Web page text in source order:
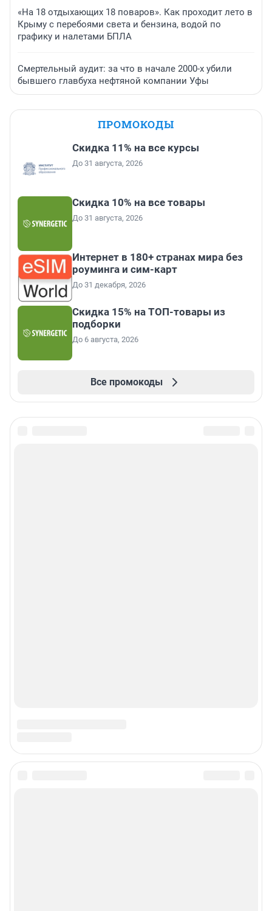
«На 18 отдыхающих 18 поваров». Как проходит лето в
Крыму с перебоями света и бензина, водой по
графику и налетами БПЛА
Смертельный аудит: за что в начале 2000-х убили
бывшего главбуха нефтяной компании Уфы
ПРОМОКОДЫ
Скидка 11% на все курсы
До 31 августа, 2026
Скидка 10% на все товары
До 31 августа, 2026
Интернет в 180+ странах мира без
роуминга и сим-карт
До 31 декабря, 2026
Скидка 15% на ТОП-товары из
подборки
До 6 августа, 2026
Все промокоды